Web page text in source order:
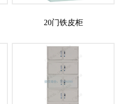
20门铁皮柜